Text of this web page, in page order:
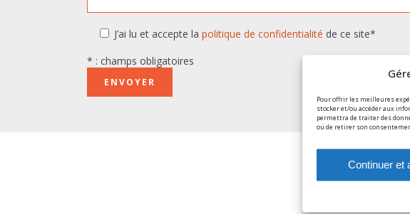
Pour offrir les meilleures
stocker et/ou accéder aux
permettra de traiter des
ou de retirer son
Continuer et
J’ai lu et accepte la politique de confidentialité de ce site*
* : champs obligatoires